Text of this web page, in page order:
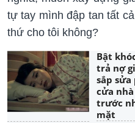
tự tay mình đập tan tất
thứ cho tôi không?
Bật
trả nợ
sắp sửa
cửa
trước
mặt